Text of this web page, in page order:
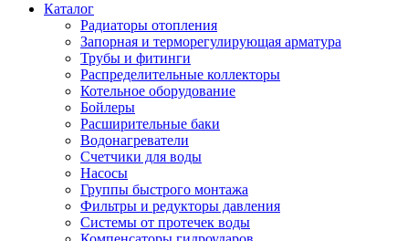
Каталог
Радиаторы отопления
Запорная и терморегулирующая арматура
Трубы и фитинги
Распределительные коллекторы
Котельное оборудование
Бойлеры
Расширительные баки
Водонагреватели
Счетчики для воды
Насосы
Группы быстрого монтажа
Фильтры и редукторы давления
Системы от протечек воды